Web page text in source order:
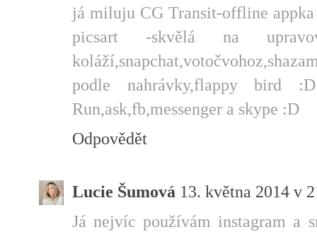
já miluju CG Transit-offline
picsart -skvělá na
podle nahrávky,flappy bird
Run,ask,fb,messenger a skype :D
Odpovědět
Lucie Šumová 13. května 2014 v
Já nejvíc používám instagram a